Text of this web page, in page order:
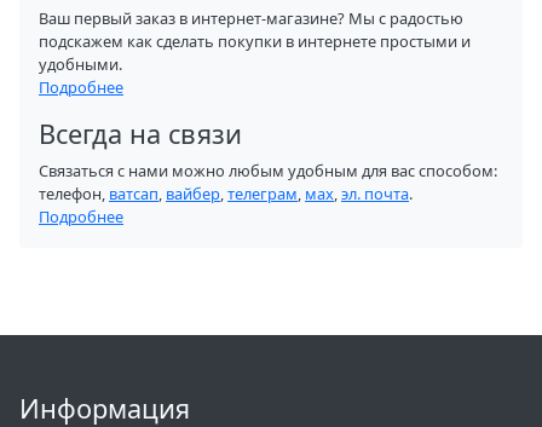
Ваш первый заказ в интернет-магазине? Мы с радостью
подскажем как сделать покупки в интернете простыми и
удобными.
Подробнее
Всегда на связи
Связаться с нами можно любым удобным для вас способом:
телефон, ватсап, вайбер,телеграм, мах,эл. почта.
Подробнее
Информация